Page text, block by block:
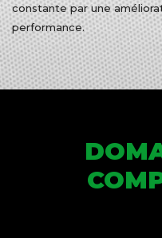
constante par une
performance.